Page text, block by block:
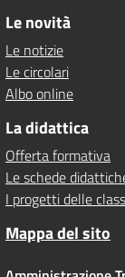
Le novità
Le notizie
Le circolari
Albo online
La didattica
Offerta formativa
Le schede
I progetti delle
Mappa del sito